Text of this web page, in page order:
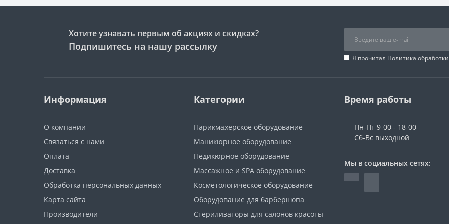
Хотите узнавать первым об акциях и скидках?
Подпишитесь на нашу рассылку
Я прочитал Политика
Информация
О компании
Связаться с нами
Оплата
Доставка
Обработка персональных данных
Карта сайта
Производители
Категории
Парикмахерское оборудование
Маникюрное оборудование
Педикюрное оборудование
Массажное и SPA оборудование
Косметологическое оборудование
Оборудование для барбершопа
Стерилизаторы для салонов красоты
Время работы
Пн-Пт 9-00 - 18-00
Сб-Вс выходной
Мы в социальных сетях: